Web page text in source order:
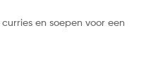
en soepen voor een